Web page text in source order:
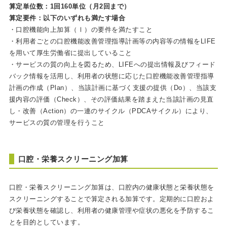
算定単位数：1回160単位（月2回まで）
算定要件：以下のいずれも満たす場合
・口腔機能向上加算（Ⅰ）の要件を満たすこと
・利用者ごとの口腔機能改善管理指導計画等の内容等の情報をLIFE
を用いて厚生労働省に提出していること
・サービスの質の向上を図るため、LIFEへの提出情報及びフィード
バック情報を活用し、利用者の状態に応じた口腔機能改善管理指導
計画の作成（Plan）、当該計画に基づく支援の提供（Do）、当該支
援内容の評価（Check）、その評価結果を踏まえた当該計画の見直
し・改善（Action）の一連のサイクル（PDCAサイクル）により、
サービスの質の管理を行うこと
口腔・栄養スクリーニング加算
口腔・栄養スクリーニング加算は、口腔内の健康状態と栄養状態を
スクリーニングすることで算定される加算です。定期的に口腔およ
び栄養状態を確認し、利用者の健康管理や症状の悪化を予防するこ
とを目的としています。